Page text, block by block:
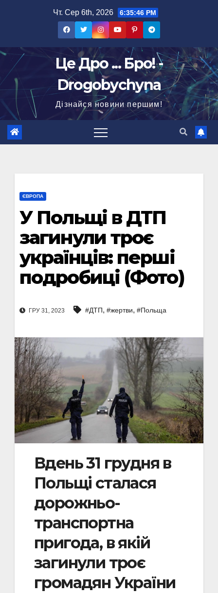
Чт. Сер 6th, 2026 6:35:47 PM
Це Дро ... Бро! -
Drogobychyna
Дізнайся новини першим!
ЄВРОПА
У Польщі в ДТП
загинули троє
українців: перші
подробиці (Фото)
ГРУ 31, 2023 #ДТП, #жертви, #Польща
Вдень 31 грудня в
Польщі сталася
дорожньо-
транспортна
пригода, в якій
загинули троє
громадян України